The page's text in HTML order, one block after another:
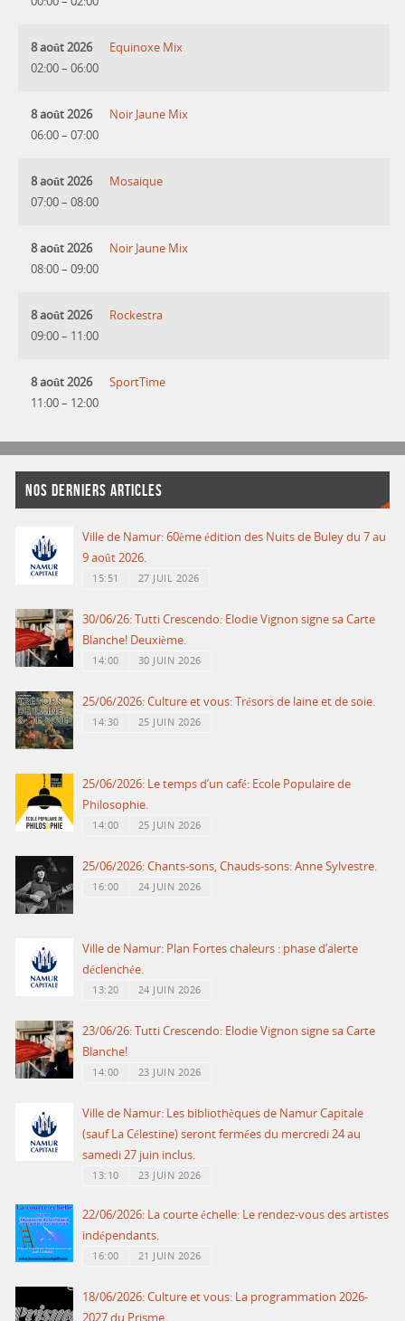
8 août 2026
02:00– 06:00
Equinoxe Mix
8 août 2026
06:00– 07:00
Noir Jaune Mix
8 août 2026
07:00– 08:00
Mosaique
8 août 2026
08:00– 09:00
Noir Jaune Mix
8 août 2026
09:00– 11:00
Rockestra
8 août 2026
11:00– 12:00
SportTime
NOS DERNIERS ARTICLES
Ville de Namur: 60ème édition des Nuits de Buley du 7 au
9 août 2026.
15:51 27 JUIL 2026
30/06/26: Tutti Crescendo: Elodie Vignon signe sa Carte
Blanche! Deuxième.
14:00 30 JUIN 2026
25/06/2026: Culture et vous: Trésors de laine et de soie.
14:30 25 JUIN 2026
25/06/2026: Le temps d’un café: Ecole Populaire de
Philosophie.
14:00 25 JUIN 2026
25/06/2026: Chants-sons, Chauds-sons: Anne Sylvestre.
16:00 24 JUIN 2026
Ville de Namur: Plan Fortes chaleurs : phase d’alerte
déclenchée.
13:20 24 JUIN 2026
23/06/26: Tutti Crescendo: Elodie Vignon signe sa Carte
Blanche!
14:00 23 JUIN 2026
Ville de Namur: Les bibliothèques de Namur Capitale
(sauf La Célestine) seront fermées du mercredi 24 au
samedi 27 juin inclus.
13:10 23 JUIN 2026
22/06/2026: La courte échelle: Le rendez-vous des artistes
indépendants.
16:00 21 JUIN 2026
18/06/2026: Culture et vous: La programmation 2026-